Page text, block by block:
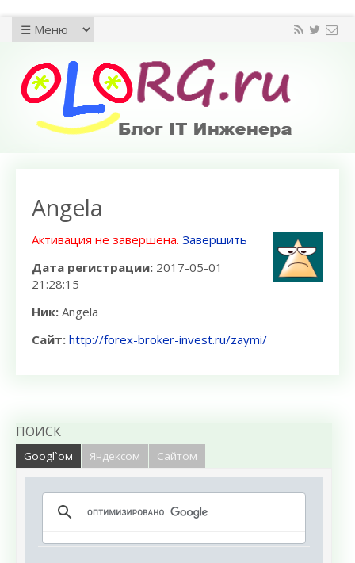
Angela
Активация не завершена. Завершить
Дата регистрации: 2017-05-01
21:28:15
Ник: Angela
Сайт: http://forex-broker-invest.ru/zaymi/
ПОИСК
Googl`ом Яндексом Сайтом